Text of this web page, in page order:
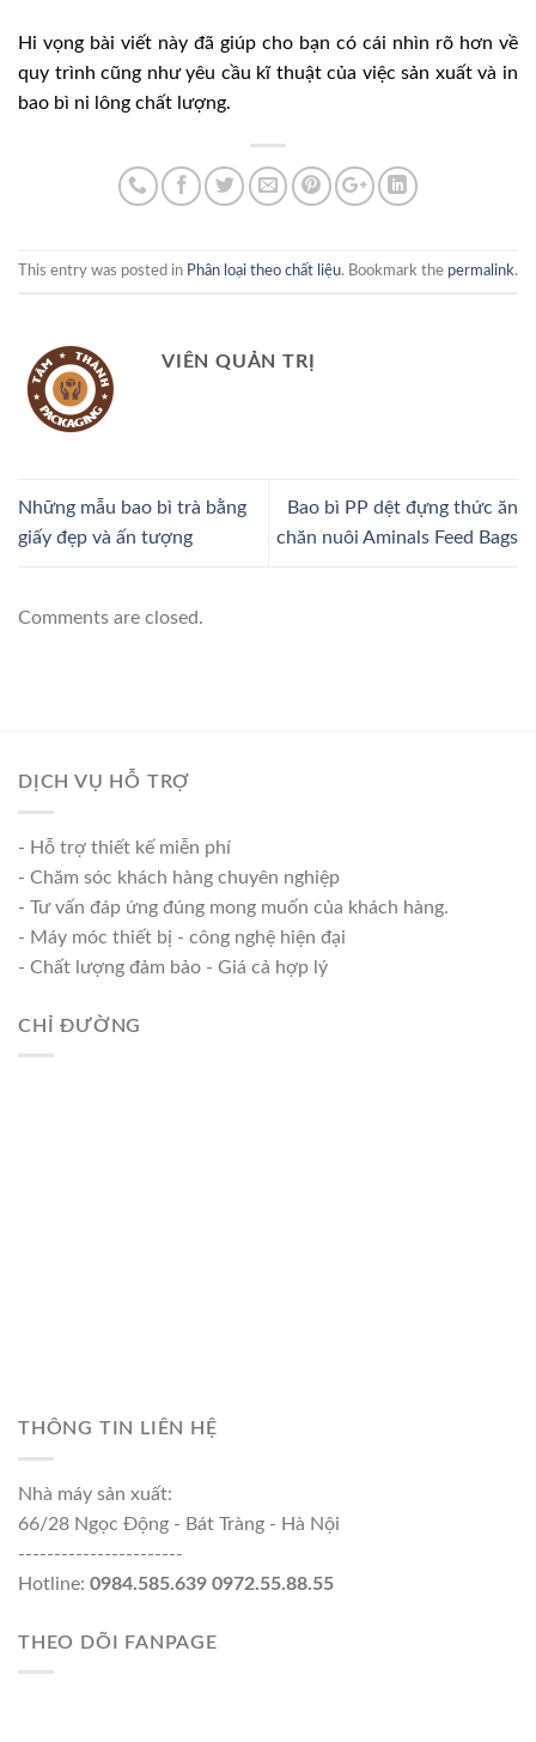
Hi vọng bài viết này đã giúp cho bạn có cái nhìn rõ hơn về
quy trình cũng như yêu cầu kĩ thuật của việc sản xuất và in
bao bì ni lông chất lượng.
This entry was posted in Phân loại theo chất liệu. Bookmark the permalink.
VIÊN QUẢN TRỊ
Những mẫu bao bì trà bằng
giấy đẹp và ấn tượng
Bao bì PP dệt đựng thức ăn
chăn nuôi Aminals Feed Bags
Comments are closed.
DỊCH VỤ HỖ TRỢ
- Hỗ trợ thiết kế miễn phí
- Chăm sóc khách hàng chuyên nghiệp
- Tư vấn đáp ứng đúng mong muốn của khách hàng.
- Máy móc thiết bị - công nghệ hiện đại
- Chất lượng đảm bảo - Giá cả hợp lý
CHỈ ĐƯỜNG
THÔNG TIN LIÊN HỆ
Nhà máy sản xuất:
66/28 Ngọc Động - Bát Tràng - Hà Nội
-----------------------
Hotline: 0984.585.639 0972.55.88.55
THEO DÕI FANPAGE